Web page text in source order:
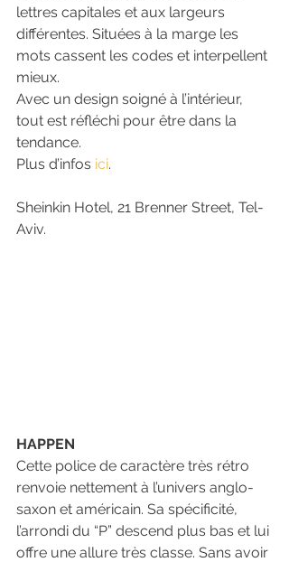
lettres capitales et aux largeurs
différentes. Situées à la marge les
mots cassent les codes et interpellent
mieux.
Avec un design soigné à l’intérieur,
tout est réfléchi pour être dans la
tendance.
Plus d’infos ici.
Sheinkin Hotel, 21 Brenner Street, Tel-
Aviv.
HAPPEN
Cette police de caractère très rétro
renvoie nettement à l’univers anglo-
saxon et américain. Sa spécificité,
l’arrondi du “P” descend plus bas et lui
offre une allure très classe. Sans avoir